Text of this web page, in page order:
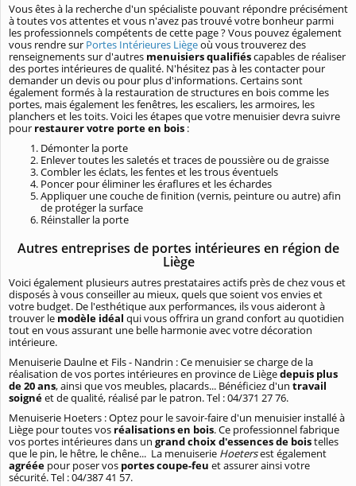
Vous êtes à la recherche d'un spécialiste pouvant répondre précisément
à toutes vos attentes et vous n'avez pas trouvé votre bonheur parmi
les professionnels compétents de cette page ? Vous pouvez également
vous rendre sur Portes Intérieures Liègeoù vous trouverez des
renseignements sur d'autres menuisiers qualifiéscapables de réaliser
des portes intérieures de qualité. N'hésitez pas à les contacter pour
demander un devis ou pour plus d'informations. Certains sont
également formés à la restauration de structures en bois comme les
portes, mais également les fenêtres, les escaliers, les armoires, les
planchers et les toits. Voici les étapes que votre menuisier devra suivre
pour restaurer votre porte en bois :
Démonter la porte
Enlever toutes les saletés et traces de poussière ou de graisse
Combler les éclats, les fentes et les trous éventuels
Poncer pour éliminer les éraflures et les échardes
Appliquer une couche de finition (vernis, peinture ou autre) afin
de protéger la surface
Réinstaller la porte
Autres entreprises de portes intérieures en région de
Liège
Voici également plusieurs autres prestataires actifs près de chez vous et
disposés à vous conseiller au mieux, quels que soient vos envies et
votre budget. De l'esthétique aux performances, ils vous aideront à
trouver le modèle idéal qui vous offrira un grand confort au quotidien
tout en vous assurant une belle harmonie avec votre décoration
intérieure.
Menuiserie Daulne et Fils - Nandrin : Ce menuisier se charge de la
réalisation de vos portes intérieures en province de Liègedepuis plus
de 20 ans, ainsi que vos meubles, placards... Bénéficiez d'un travail
soignéet de qualité, réalisé par le patron. Tel : 04/371 27 76.
Menuiserie Hoeters : Optez pour le savoir-faire d'un menuisier installé à
Liège pour toutes vos réalisations en bois. Ce professionnel fabrique
vos portes intérieures dans un grand choix d'essences de boistelles
que le pin, le hêtre, le chêne... La menuiserie Hoetersest également
agréée pour poser vos portes coupe-feu et assurer ainsi votre
sécurité. Tel : 04/387 41 57.